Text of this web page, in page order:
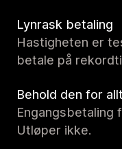
Lynrask betaling
Hastigheten er
betale på
Behold den for
Engangsbetaling
Utløper ikke.